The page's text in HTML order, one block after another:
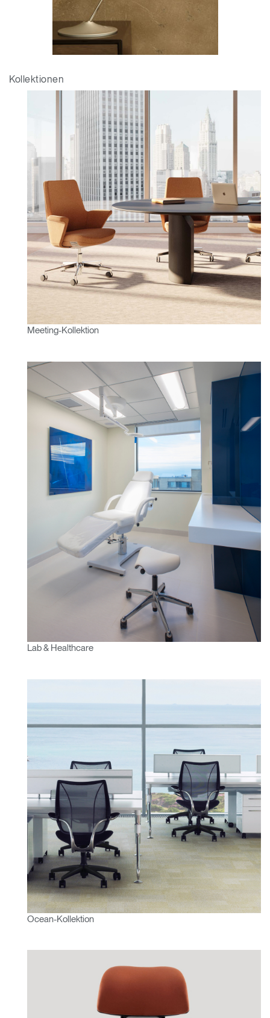
Wähle deinen Standort
anmelden
Passwort vergessen
Deutschland
Select
Region
Account erstellen
REGISTRIEREN
Artikelcode vorhanden?
EINGEBEN
Close
Box
Kollektionen
Meeting-Kollektion
Lab & Healthcare
Ocean-Kollektion